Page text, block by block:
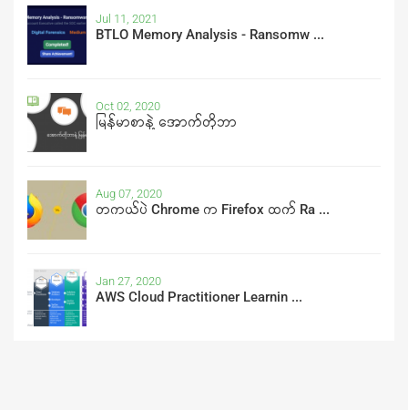
Jul 11, 2021
BTLO Memory Analysis - Ransomw ...
Oct 02, 2020
မြန်မာစာနဲ့ အောက်တိုဘာ
Aug 07, 2020
တကယ်ပဲ Chrome က Firefox ထက် Ra ...
Jan 27, 2020
AWS Cloud Practitioner Learnin ...